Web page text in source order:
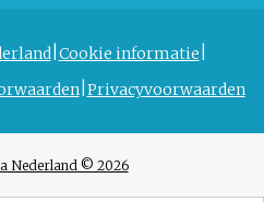
Cookie informatie
Privacyvoorwaarden
Nederland © 2026